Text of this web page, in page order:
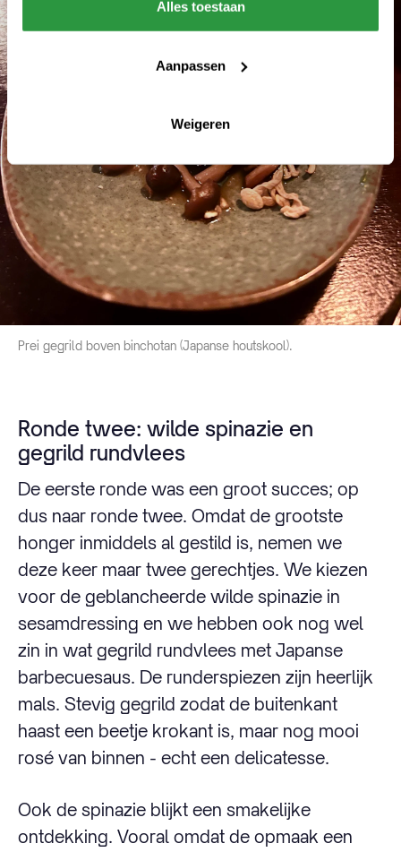
Alles toestaan
Aanpassen
Weigeren
Prei gegrild boven binchotan (Japanse houtskool).
Ronde twee: wilde spinazie en
gegrild rundvlees
De eerste ronde was een groot succes; op
dus naar ronde twee. Omdat de grootste
honger inmiddels al gestild is, nemen we
deze keer maar twee gerechtjes. We kiezen
voor de geblancheerde wilde spinazie in
sesamdressing en we hebben ook nog wel
zin in wat gegrild rundvlees met Japanse
barbecuesaus. De runderspiezen zijn heerlijk
mals. Stevig gegrild zodat de buitenkant
haast een beetje krokant is, maar nog mooi
rosé van binnen - echt een delicatesse.
Ook de spinazie blijkt een smakelijke
ontdekking. Vooral omdat de opmaak een